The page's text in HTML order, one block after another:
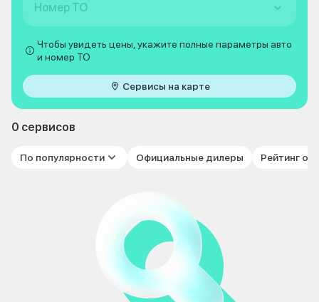
Номер ТО
Чтобы увидеть цены, укажите полные параметры авто
и номер ТО
Сервисы на карте
0 сервисов
По популярности Официальные дилеры Рейтинг